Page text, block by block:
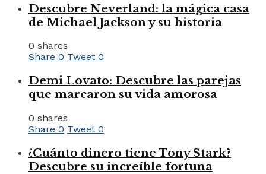
Descubre Neverland: la mágica casa
de Michael Jackson y su historia
0 shares
Share 0 Tweet 0
Demi Lovato: Descubre las parejas
que marcaron su vida amorosa
0 shares
Share 0 Tweet 0
¿Cuánto dinero tiene Tony Stark?
Descubre su increíble fortuna